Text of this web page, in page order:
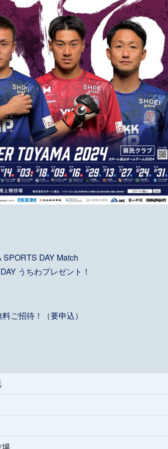
SPORTS DAY Match
うちわプレゼント！
ご招待！（要申込）
場